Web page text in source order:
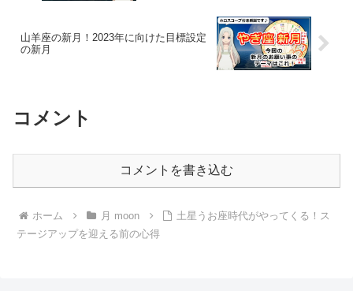
山羊座の新月！2023年に向けた目標設定
の新月
コメント
コメントを書き込む
ホーム 月 moon
土星うお座時代がやってくる！ス
テージアップを迎える前の心得